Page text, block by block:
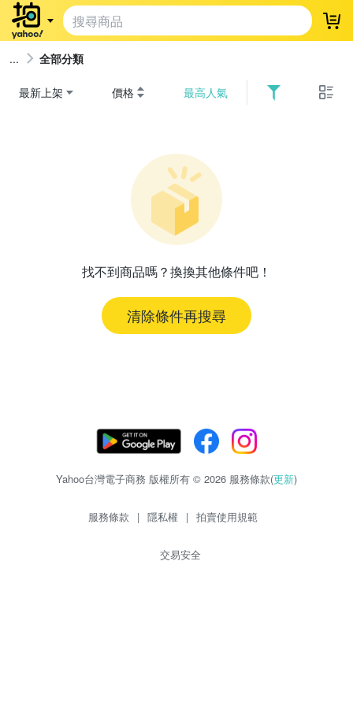
登
全部分類
最新上架 價格 最高人氣
找不到商品嗎？換換其他條件吧！
清除條件再搜尋
Yahoo台灣電子商務 版權所有 © 2026 服務條款(更新)
服務條款 | 隱私權 | 拍賣使用規範
交易安全